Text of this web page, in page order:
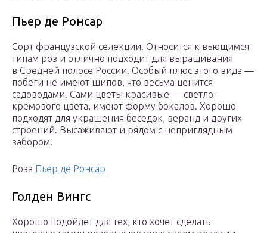
Пьер де Ронсар
Сорт французской селекции. Относится к вьющимся
типам роз и отлично подходит для выращивания
в Средней полосе России. Особый плюс этого вида —
побеги не имеют шипов, что весьма ценится
садоводами. Сами цветы красивые — светло-
кремового цвета, имеют форму бокалов. Хорошо
подходят для украшения беседок, веранд и других
строений. Высаживают и рядом с неприглядным
забором.
Роза Пьер де Ронсар
Голден Вингс
Хорошо подойдет для тех, кто хочет сделать